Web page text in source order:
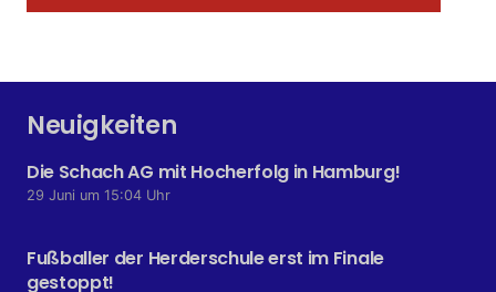
Neuigkeiten
Die Schach AG mit Hocherfolg in Hamburg!
29 Juni um 15:04 Uhr
Fußballer der Herderschule erst im Finale
gestoppt!